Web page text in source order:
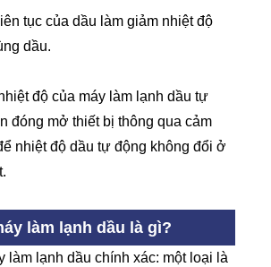
tục của dầu làm giảm nhiệt độ
dầu.
độ của máy làm lạnh dầu tự
đóng mở thiết bị thông qua cảm
nhiệt độ dầu tự động không đổi ở
làm lạnh dầu là gì?
làm lạnh dầu chính xác: một loại là